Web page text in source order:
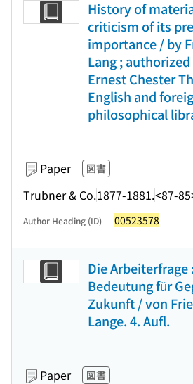
History of
criticism of its
importance / by
Lang ;
Ernest Chester
English and
philosophical
Paper 図書
Trubner & Co.1877-1881.<87-
Author Heading (ID) 00523578
Die Arbeiterfrage
Bedeutung für
Zukunft / von
Lange. 4. Aufl.
Paper 図書